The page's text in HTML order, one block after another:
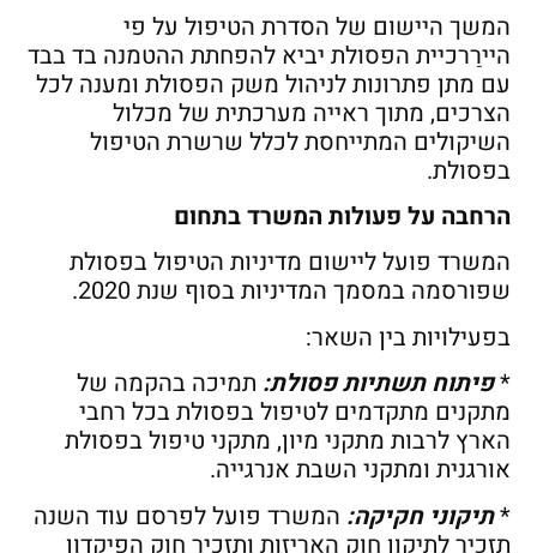
המשך היישום של הסדרת הטיפול על פי
היירַרכיית הפסולת יביא להפחתת ההטמנה בד בבד
עם מתן פתרונות לניהול משק הפסולת ומענה לכל
הצרכים, מתוך ראייה מערכתית של מכלול
השיקולים המתייחסת לכלל שרשרת הטיפול
בפסולת.
הרחבה על פעולות המשרד בתחום
המשרד פועל ליישום מדיניות הטיפול בפסולת
שפורסמה במסמך המדיניות בסוף שנת 2020.
בפעילויות בין השאר:
*פיתוח תשתיות פסולת: תמיכה בהקמה של
מתקנים מתקדמים לטיפול בפסולת בכל רחבי
הארץ לרבות מתקני מיון, מתקני טיפול בפסולת
אורגנית ומתקני השבת אנרגייה.
*תיקוני חקיקה: המשרד פועל לפרסם עוד השנה
תזכיר לתיקון חוק האריזות ותזכיר חוק הפיקדון